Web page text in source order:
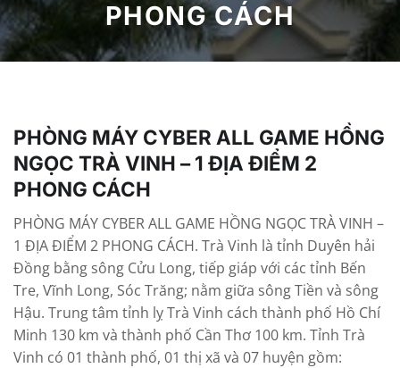
PHONG CÁCH
PHÒNG MÁY CYBER ALL GAME HỒNG
NGỌC TRÀ VINH – 1 ĐỊA ĐIỂM 2
PHONG CÁCH
PHÒNG MÁY CYBER ALL GAME HỒNG NGỌC TRÀ VINH –
1 ĐỊA ĐIỂM 2 PHONG CÁCH. Trà Vinh là tỉnh Duyên hải
Đồng bằng sông Cửu Long, tiếp giáp với các tỉnh Bến
Tre, Vĩnh Long, Sóc Trăng; nằm giữa sông Tiền và sông
Hậu. Trung tâm tỉnh lỵ Trà Vinh cách thành phố Hồ Chí
Minh 130 km và thành phố Cần Thơ 100 km. Tỉnh Trà
Vinh có 01 thành phố, 01 thị xã và 07 huyện gồm: